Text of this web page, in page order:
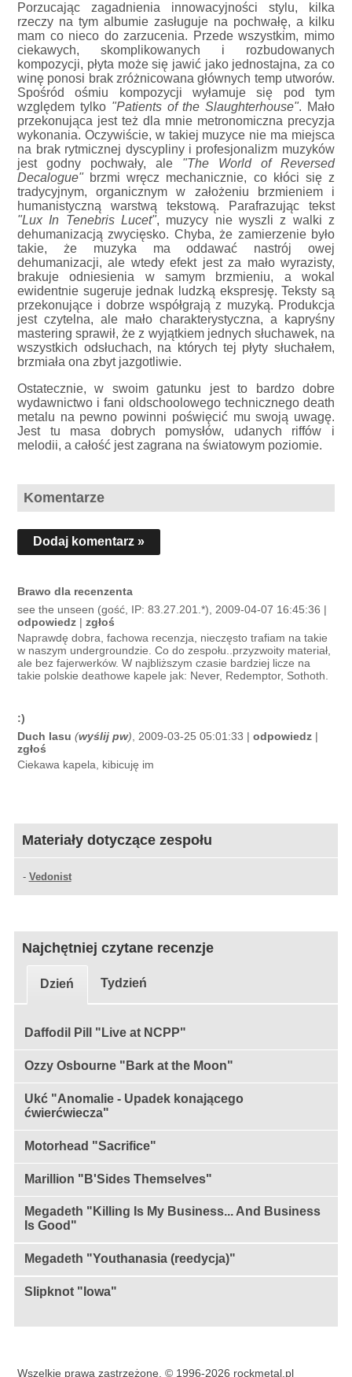
Porzucając zagadnienia innowacyjności stylu, kilka
rzeczy na tym albumie zasługuje na pochwałę, a kilku
mam co nieco do zarzucenia. Przede wszystkim, mimo
ciekawych, skomplikowanych i rozbudowanych
kompozycji, płyta może się jawić jako jednostajna, za co
winę ponosi brak zróżnicowana głównych temp utworów.
Spośród ośmiu kompozycji wyłamuje się pod tym
względem tylko"Patients of the Slaughterhouse". Mało
przekonująca jest też dla mnie metronomiczna precyzja
wykonania. Oczywiście, w takiej muzyce nie ma miejsca
na brak rytmicznej dyscypliny i profesjonalizm muzyków
jest godny pochwały, ale "The World of Reversed
Decalogue"brzmi wręcz mechanicznie, co kłóci się z
tradycyjnym, organicznym w założeniu brzmieniem i
humanistyczną warstwą tekstową. Parafrazując tekst
"Lux In Tenebris Lucet", muzycy nie wyszli z walki z
dehumanizacją zwycięsko. Chyba, że zamierzenie było
takie, że muzyka ma oddawać nastrój owej
dehumanizacji, ale wtedy efekt jest za mało wyrazisty,
brakuje odniesienia w samym brzmieniu, a wokal
ewidentnie sugeruje jednak ludzką ekspresję. Teksty są
przekonujące i dobrze współgrają z muzyką. Produkcja
jest czytelna, ale mało charakterystyczna, a kapryśny
mastering sprawił, że z wyjątkiem jednych słuchawek, na
wszystkich odsłuchach, na których tej płyty słuchałem,
brzmiała ona zbyt jazgotliwie.
Ostatecznie, w swoim gatunku jest to bardzo dobre
wydawnictwo i fani oldschoolowego technicznego death
metalu na pewno powinni poświęcić mu swoją uwagę.
Jest tu masa dobrych pomysłów, udanych riffów i
melodii, a całość jest zagrana na światowym poziomie.
Komentarze
Dodaj komentarz »
Brawo dla recenzenta
see the unseen (gość, IP: 83.27.201.*), 2009-04-07 16:45:36 |
odpowiedz |zgłoś
Naprawdę dobra, fachowa recenzja, nieczęsto trafiam na takie
w naszym undergroundzie. Co do zespołu..przyzwoity materiał,
ale bez fajerwerków. W najbliższym czasie bardziej licze na
takie polskie deathowe kapele jak: Never, Redemptor, Sothoth.
:)
Duch lasu (wyślij pw), 2009-03-25 05:01:33 |odpowiedz |
zgłoś
Ciekawa kapela, kibicuję im
Materiały dotyczące zespołu
- Vedonist
Najchętniej czytane recenzje
Dzień Tydzień
Daffodil Pill "Live at NCPP"
Ozzy Osbourne "Bark at the Moon"
Ukć "Anomalie - Upadek konającego
ćwierćwiecza"
Motorhead "Sacrifice"
Marillion "B'Sides Themselves"
Megadeth "Killing Is My Business... And Business
Is Good"
Megadeth "Youthanasia (reedycja)"
Slipknot "Iowa"
Wszelkie prawa zastrzeżone, © 1996-2026 rockmetal.pl